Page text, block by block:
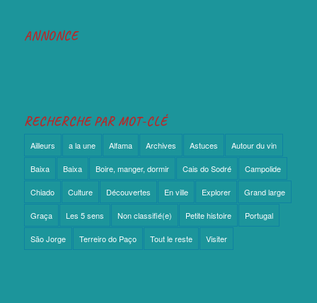
ANNONCE
RECHERCHE PAR MOT-CLÉ
Ailleurs a la une Alfama Archives Astuces Autour du vin
Baixa Baixa Boire, manger, dormir Cais do Sodré Campolide
Chiado Culture Découvertes En ville Explorer Grand large
Graça Les 5 sens Non classifié(e) Petite histoire Portugal
São Jorge Terreiro do Paço Tout le reste Visiter